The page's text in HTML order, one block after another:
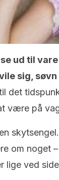
ud til
sig, søvn
det
være på
om noget
ved